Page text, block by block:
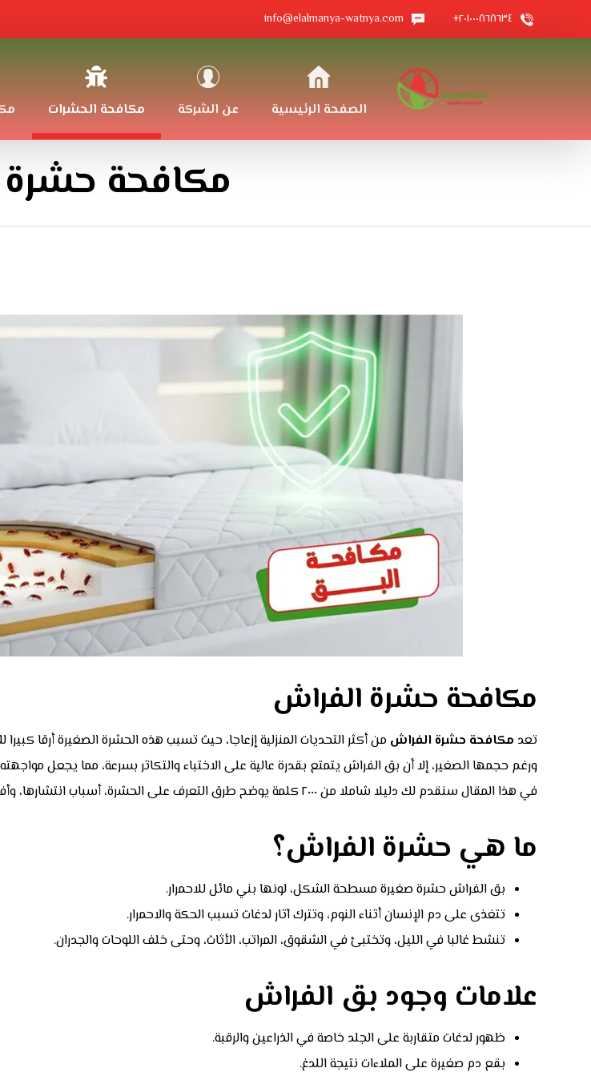
٢٠١٠٠٠٨٦٨٦٣٤+ info@elalmanya-watnya.com
الصفحة الرئيسية عن الشركة مكافحة الحشرات
مكافحة
مكافحة حشرة الفراش
تعد مكافحة حشرة الفراش من أكثر التحديات المنزلية إزعاجا، حيث تسبب هذه الحشرة الصغيرة أرقا
ورغم حجمها الصغير، إلا أن بق الفراش يتمتع بقدرة عالية على الاختباء والتكاثر بسرعة، مما يجعل
في هذا المقال سنقدم لك دليلا شاملا من ٢٠٠٠ كلمة يوضح طرق التعرف على الحشرة، أسباب انتشارها، وأفضل أساليب المكافحة الحديثة والوقائية.
ما هي حشرة الفراش؟
بق الفراش حشرة صغيرة مسطحة الشكل، لونها بني مائل للاحمرار.
تتغذى على دم الإنسان أثناء النوم، وتترك آثار لدغات تسبب الحكة والاحمرار.
تنشط غالبا في الليل، وتختبئ في الشقوق، المراتب، الأثاث، وحتى خلف اللوحات والجدران.
علامات وجود بق الفراش
ظهور لدغات متقاربة على الجلد خاصة في الذراعين والرقبة.
بقع دم صغيرة على الملاءات نتيجة اللدغ.